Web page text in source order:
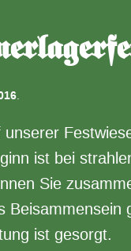
ist bei
Sie
Beisammensein
ist gesorgt.